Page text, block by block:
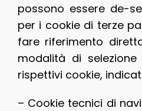
possono essere de-
per i cookie di terze
fare riferimento
modalità di
rispettivi cookie,
– Cookie tecnici di